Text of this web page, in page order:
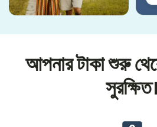
আপনার টাকা শুরু
সুরক্ষিত।